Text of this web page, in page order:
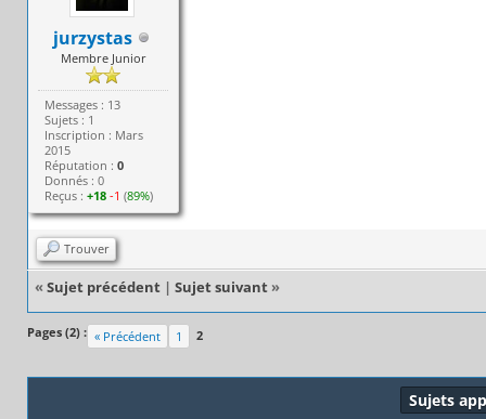
jurzystas
Membre Junior
Messages : 13
Sujets : 1
Inscription : Mars
2015
Réputation :0
Donnés : 0
Reçus :+18 -1 (89%)
Trouver
« Sujet précédent | Sujet suivant »
Pages (2) : « Précédent 1 2
Sujets